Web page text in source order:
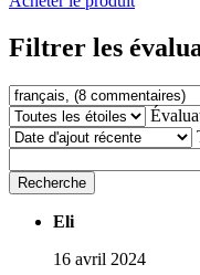
Filtrer les
Recherche
Eli
16 avril 2024